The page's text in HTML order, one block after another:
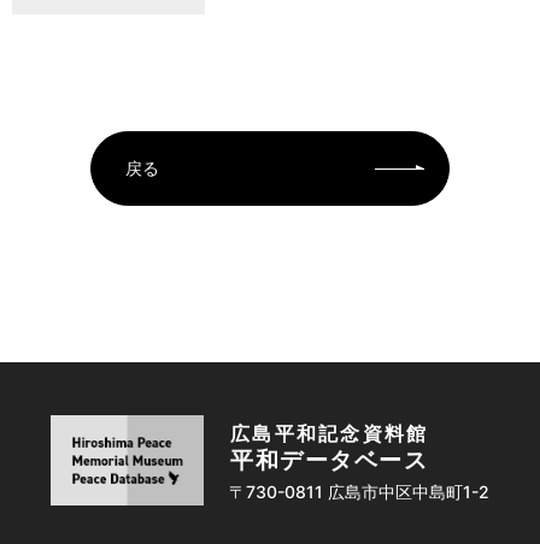
戻る
広島平和記念資料館
平和データベース
〒730-0811 広島市中区中島町1-2